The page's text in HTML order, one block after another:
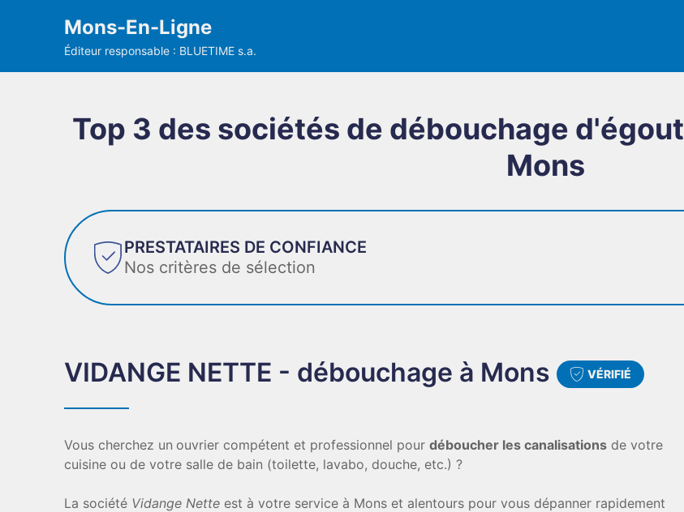
Mons-En-Ligne
Éditeur responsable : BLUETIME s.a.
Top 3 des sociétés de débouchage
Mons
PRESTATAIRES DE CONFIANCE
Nos critères de sélection
VIDANGE NETTE - débouchage à Mons VÉRIFIÉ
Vous cherchez un ouvrier compétent et professionnel pourdéboucher les canalisations de votre
cuisine ou de votre salle de bain (toilette, lavabo, douche, etc.) ?
La société Vidange Nette est à votre service à Mons et alentours pour vous dépanner rapidement